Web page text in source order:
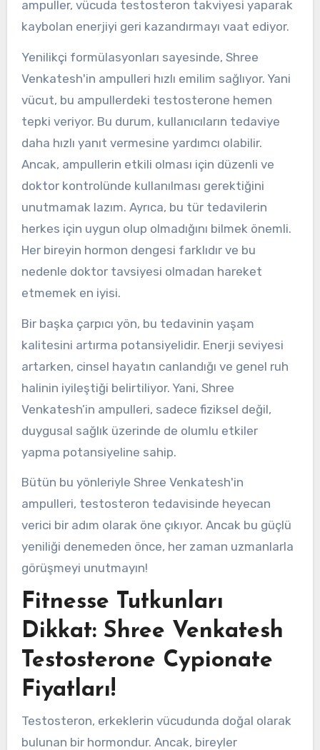
ampuller, vücuda testosteron takviyesi yaparak
kaybolan enerjiyi geri kazandırmayı vaat ediyor.
Yenilikçi formülasyonları sayesinde, Shree
Venkatesh'in ampulleri hızlı emilim sağlıyor. Yani
vücut, bu ampullerdeki testosterone hemen
tepki veriyor. Bu durum, kullanıcıların tedaviye
daha hızlı yanıt vermesine yardımcı olabilir.
Ancak, ampullerin etkili olması için düzenli ve
doktor kontrolünde kullanılması gerektiğini
unutmamak lazım. Ayrıca, bu tür tedavilerin
herkes için uygun olup olmadığını bilmek önemli.
Her bireyin hormon dengesi farklıdır ve bu
nedenle doktor tavsiyesi olmadan hareket
etmemek en iyisi.
Bir başka çarpıcı yön, bu tedavinin yaşam
kalitesini artırma potansiyelidir. Enerji seviyesi
artarken, cinsel hayatın canlandığı ve genel ruh
halinin iyileştiği belirtiliyor. Yani, Shree
Venkatesh’in ampulleri, sadece fiziksel değil,
duygusal sağlık üzerinde de olumlu etkiler
yapma potansiyeline sahip.
Bütün bu yönleriyle Shree Venkatesh'in
ampulleri, testosteron tedavisinde heyecan
verici bir adım olarak öne çıkıyor. Ancak bu güçlü
yeniliği denemeden önce, her zaman uzmanlarla
görüşmeyi unutmayın!
Fitnesse Tutkunları
Dikkat: Shree Venkatesh
Testosterone Cypionate
Fiyatları!
Testosteron, erkeklerin vücudunda doğal olarak
bulunan bir hormondur. Ancak, bireyler